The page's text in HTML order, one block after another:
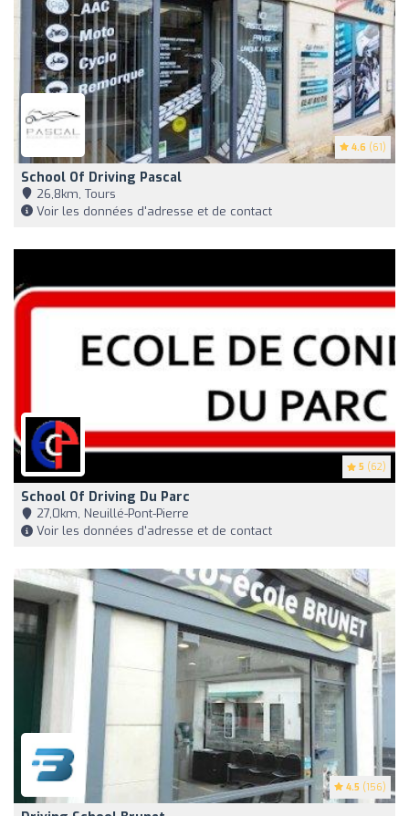
4.6 (61)
School Of Driving Pascal
26,8km, Tours
Voir les données d'adresse et de contact
5 (62)
School Of Driving Du Parc
27,0km, Neuillé-Pont-Pierre
Voir les données d'adresse et de contact
4.5 (156)